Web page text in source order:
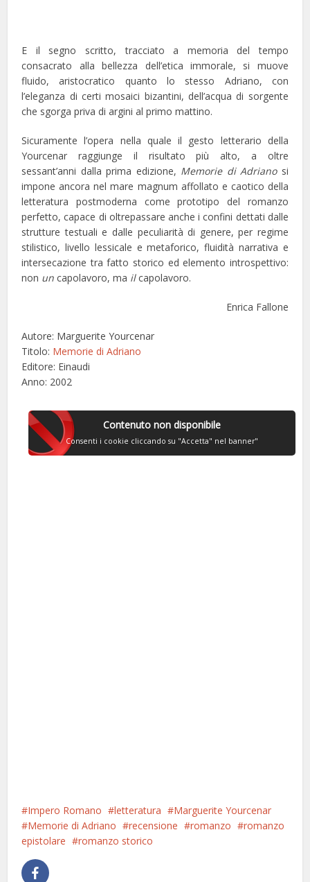
E il segno scritto, tracciato a memoria del tempo
consacrato alla bellezza dell’etica immorale, si muove
fluido, aristocratico quanto lo stesso Adriano, con
l’eleganza di certi mosaici bizantini, dell’acqua di sorgente
che sgorga priva di argini al primo mattino.
Sicuramente l’opera nella quale il gesto letterario della
Yourcenar raggiunge il risultato più alto, a oltre
sessant’anni dalla prima edizione, Memorie di Adrianosi
impone ancora nel mare magnum affollato e caotico della
letteratura postmoderna come prototipo del romanzo
perfetto, capace di oltrepassare anche i confini dettati dalle
strutture testuali e dalle peculiarità di genere, per regime
stilistico, livello lessicale e metaforico, fluidità narrativa e
intersecazione tra fatto storico ed elemento introspettivo:
non un capolavoro, ma ilcapolavoro.
Enrica Fallone
Autore: Marguerite Yourcenar
Titolo: Memorie di Adriano
Editore: Einaudi
Anno: 2002
Contenuto non disponibile
Consenti i cookie cliccando su "Accetta" nel banner"
Impero Romano letteratura
Marguerite Yourcenar
Memorie di Adriano
recensione romanzo
romanzo
epistolare
romanzo storico